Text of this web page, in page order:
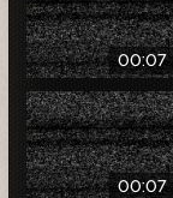
00:07
00:07